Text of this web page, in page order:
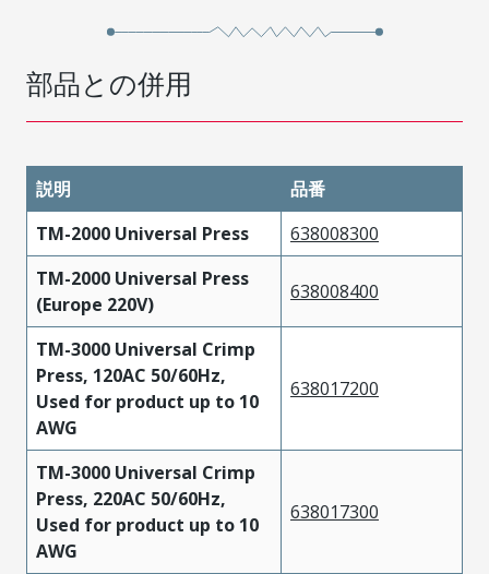
部品との併用
説明
品番
TM-2000 Universal Press
638008300
TM-2000 Universal Press
(Europe 220V)
638008400
TM-3000 Universal Crimp
Press, 120AC 50/60Hz,
Used for product up to 10
AWG
638017200
TM-3000 Universal Crimp
Press, 220AC 50/60Hz,
Used for product up to 10
AWG
638017300